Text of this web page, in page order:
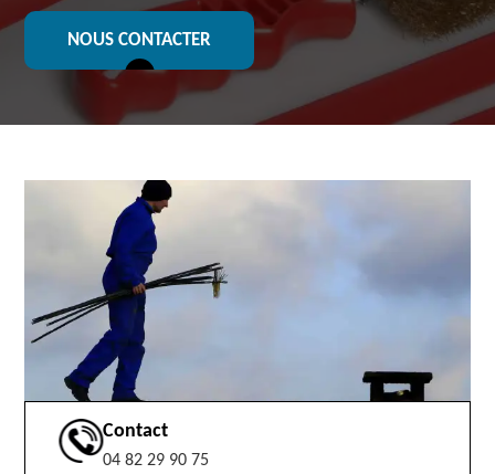
NOUS CONTACTER
Contact
04 82 29 90 75